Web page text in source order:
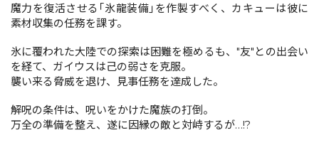
コミックエッセイ
閉じる
魔力を復活させる｢氷龍装備｣を作製すべく、カキューは彼に
素材収集の任務を課す。
氷に覆われた大陸での探索は困難を極めるも、"友"との出会い
を経て、ガイウスは己の弱さを克服。
襲い来る脅威を退け、見事任務を達成した。
解呪の条件は、呪いをかけた魔族の打倒。
万全の準備を整え、遂に因縁の敵と対峙するが…!?